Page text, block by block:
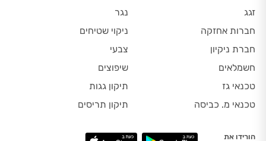
זגג
חברות אחזקה
חברת ניקיון
חשמלאים
טכנאי גז
טכנאי מ. כביסה
נגר
ניקוי שטיחים
צבעי
שיפוצים
תיקון גגות
תיקון תריסים
הורידו את